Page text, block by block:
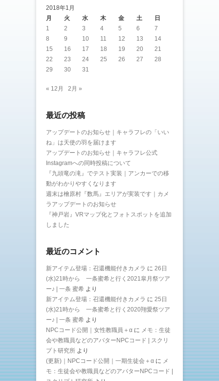
2018年1月
月
火 水 木 金 土
日
1
2 3 4 5 6
7
8
9 10 11 12 13
14
15
16 17 18 19 20
21
22
23 24 25 26 27
28
29
30 31
« 12月 2月 »
最近の投稿
アップデートのお知らせ｜キャラフレの「いい
ね」は天使の羽を届けます
アップデートのお知らせ｜キャラフレ公式
Instagramへの同時投稿について
『九頭竜の滝』でテスト実装｜アンカーでの移
動がわかりやすくなります
週末は檜原村『数馬』エリアが実装です｜カメ
ラアップデートのお知らせ
『神戸岩』VRマップ化とフォトスポットを追加
しました
最近のコメント
新アイテム登場：召還機能付きカメラ に 26日
(水)21時から 一条蜜希と行く2021皐月祭ツア
ー♪ | 一条 蜜希 より
新アイテム登場：召還機能付きカメラ に 25日
(水)21時から 一条蜜希と行く2020翔愛祭ツア
ー♪ | 一条 蜜希 より
NPCコード公開｜女性教職員＋α に メモ：生徒
会や教職員などのアバターNPCコード | スクリ
プト研究所 より
(更新)｜NPCコード公開｜一期生徒会＋α に メ
モ：生徒会や教職員などのアバターNPCコード |